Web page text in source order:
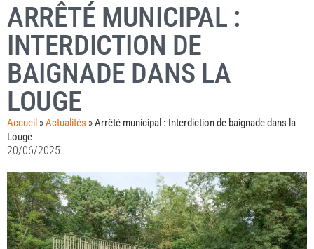
ARRÊTÉ MUNICIPAL :
INTERDICTION DE
BAIGNADE DANS LA
LOUGE
Accueil »Actualités »Arrêté municipal : Interdiction de baignade dans la
Louge
20/06/2025